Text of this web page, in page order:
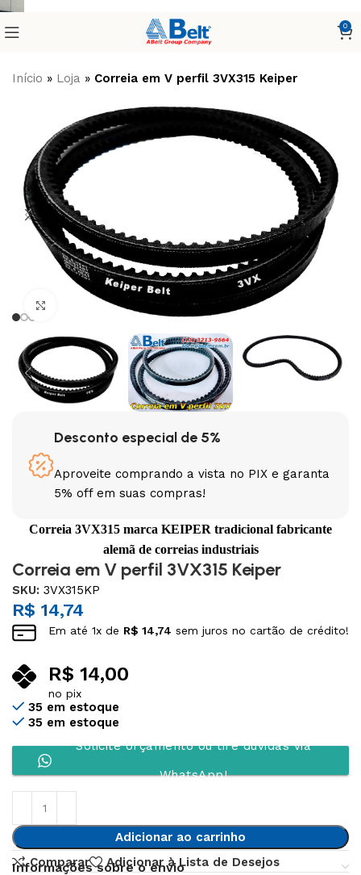
0
Início » Loja » Correia em V perfil 3VX315 Keiper
Clique para ampliar
Desconto especial de 5%
Aproveite comprando a vista no PIX e garanta
5% off em suas compras!
Correia 3VX315 marca KEIPER tradicional fabricante
alemã de correias industriais
Correia em V perfil 3VX315 Keiper
SKU:3VX315KP
R$ 14,74
Em até1x de R$ 14,74 sem juros no cartão de crédito!
R$ 14,00
no pix
35 em estoque
35 em estoque
Solicite orçamento ou tire dúvidas via
WhatsApp!
Adicionar ao carrinho
Comparar
Adicionar à Lista de Desejos
Informações sobre o envio